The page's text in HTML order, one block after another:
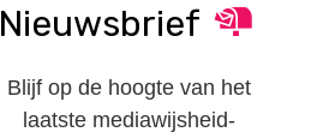
Nieuwsbrief
Blijf op de hoogte van het
laatste mediawijsheid-